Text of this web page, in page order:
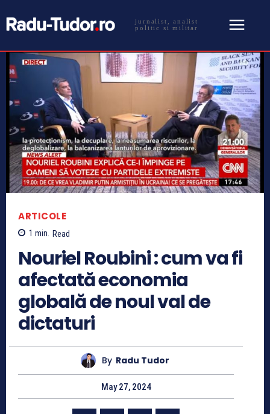
jurnalist, analist
politic si militar
ARTICOLE
1 min. Read
Nouriel Roubini : cum va fi
afectată economia
globală de noul val de
dictaturi
By Radu Tudor
May 27, 2024